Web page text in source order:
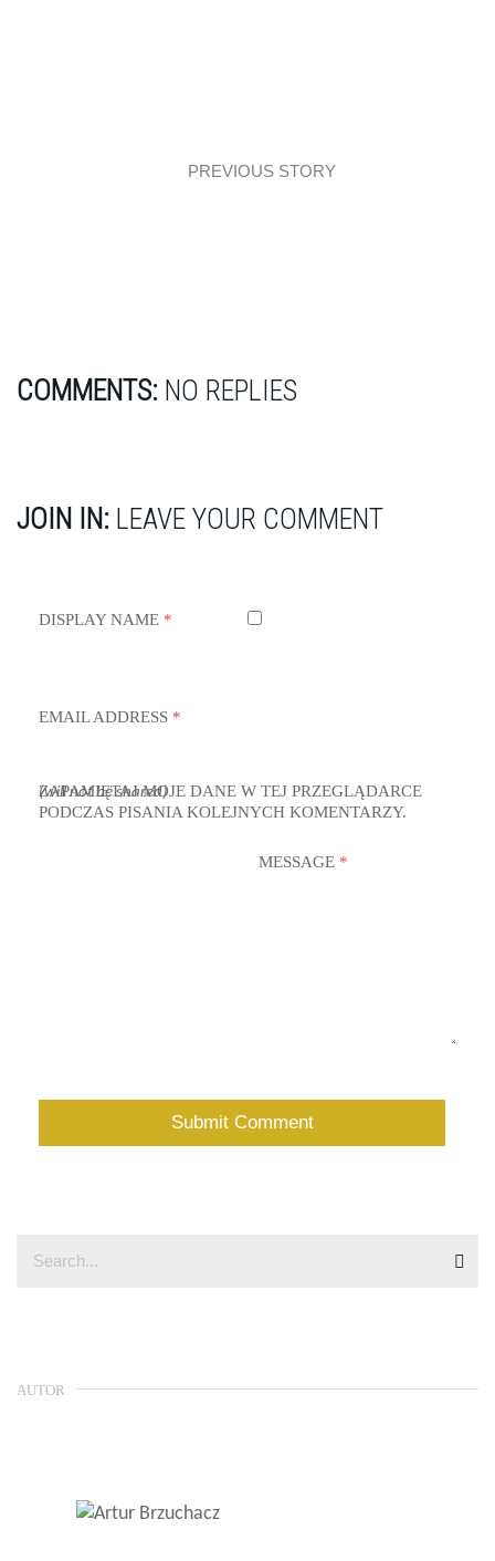
PREVIOUS STORY
COMMENTS: NO REPLIES
JOIN IN: LEAVE YOUR COMMENT
DISPLAY NAME *
EMAIL ADDRESS *
(will not be shared)
ZAPAMIĘTAJ MOJE DANE W TEJ PRZEGLĄDARCE
PODCZAS PISANIA KOLEJNYCH KOMENTARZY.
MESSAGE *
AUTOR